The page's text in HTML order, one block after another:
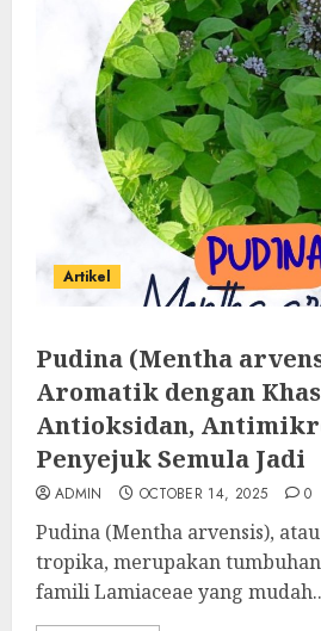
Artikel
Pudina (Mentha
Aromatik dengan
Antioksidan,
Penyejuk Semula Jadi
ADMIN OCTOBER 14, 2025 0
Pudina (Mentha arvensis),
tropika, merupakan
famili Lamiaceae yang